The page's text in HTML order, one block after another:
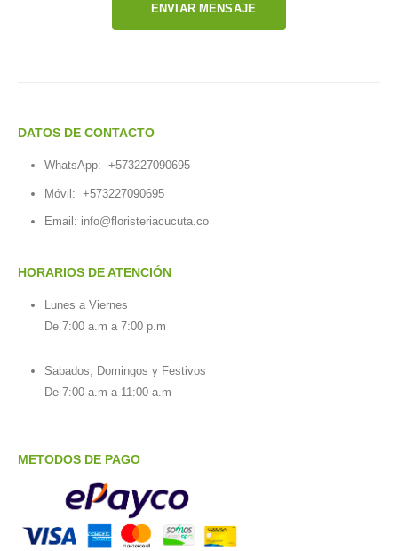
ENVIAR MENSAJE
DATOS DE CONTACTO
WhatsApp: +573227090695
Móvil: +573227090695
Email: info@floristeriacucuta.co
HORARIOS DE ATENCIÓN
Lunes a Viernes
De 7:00 a.m a 7:00 p.m
Sabados, Domingos y Festivos
De 7:00 a.m a 11:00 a.m
METODOS DE PAGO